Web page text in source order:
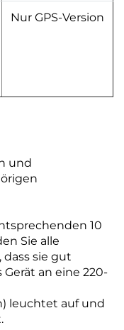
Nur GPS-Version
und
10
Sie alle
sie gut
an eine 220-
leuchtet auf und